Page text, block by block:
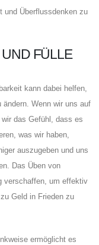
und Überflussdenken zu
FÜLLE
kann dabei helfen,
ändern. Wenn wir uns auf
das Gefühl, dass es
was wir haben,
auszugeben und uns
Das Üben von
verschaffen, um effektiv
Geld in Frieden zu
ermöglicht es